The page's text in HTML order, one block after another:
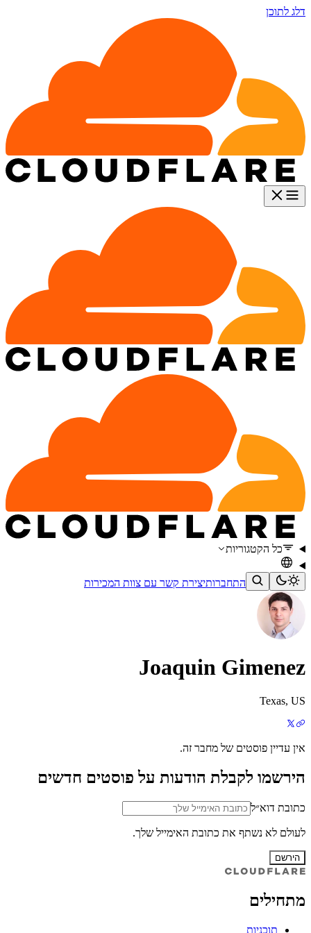
דלג לתוכן
כל הקטגוריות
התחברותיצירת קשר עם צוות המכירות
Joaquin Gimenez
Texas, US
אין עדיין פוסטים של מחבר זה.
הירשמו לקבלת הודעות על פוסטים חדשים
כתובת דוא״ל
לעולם לא נשתף את כתובת האימייל שלך.
הירשם
מתחילים
תוכניות